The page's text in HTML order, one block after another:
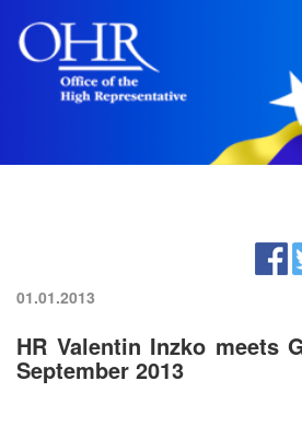
01.01.2013
HR Valentin Inzko meets
September 2013